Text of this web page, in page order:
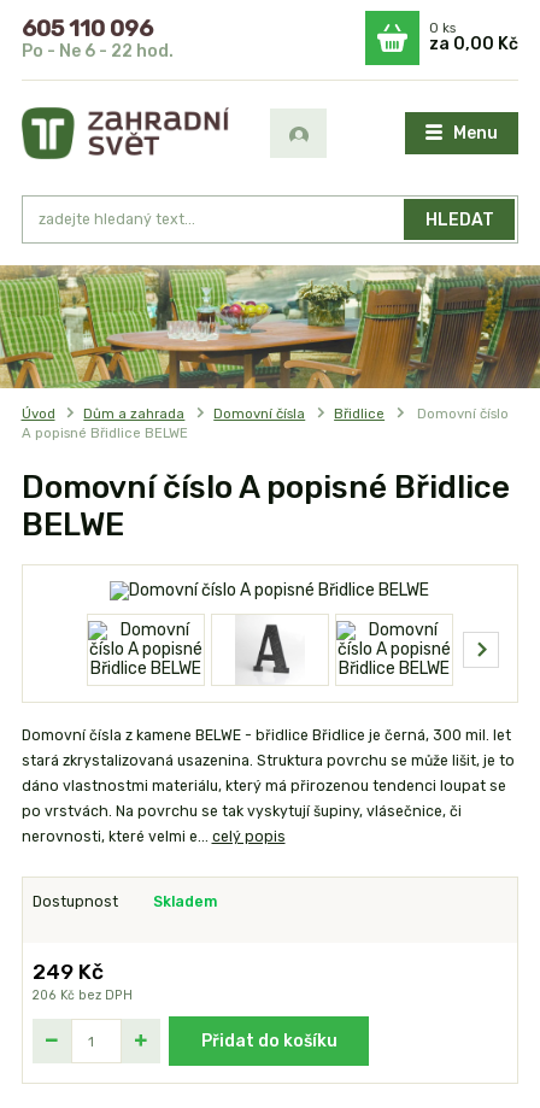
Menu
HLEDAT
605 110 096
Po - Ne 6 - 22 hod.
0ks
za 0,00 Kč
Úvod Dům a zahrada Domovní čísla Břidlice
Domovní číslo
A popisné Břidlice BELWE
Domovní číslo A popisné Břidlice
BELWE
Domovní čísla z kamene BELWE - břidlice Břidlice je černá, 300 mil. let
stará zkrystalizovaná usazenina. Struktura povrchu se může lišit, je to
dáno vlastnostmi materiálu, který má přirozenou tendenci loupat se
po vrstvách. Na povrchu se tak vyskytují šupiny, vlásečnice, či
nerovnosti, které velmi e... celý popis
Dostupnost Skladem
249 Kč
206 Kč bez DPH
Přidat do košíku